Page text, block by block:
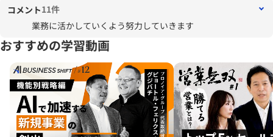
コメント11件
業務に活かしていくよう努力していきます
おすすめの学習動画